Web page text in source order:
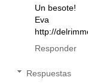
Un besote!
Eva
http://
Responder
Respuestas